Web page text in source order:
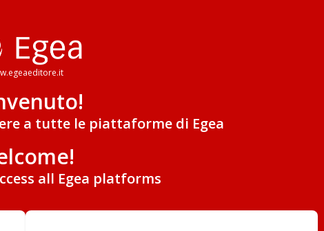
a tutte le piattaforme di Egea
all Egea platforms